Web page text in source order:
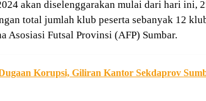
akan diselenggarakan mulai dari hari ini,
total jumlah klub peserta sebanyak 12
Asosiasi Futsal Provinsi (AFP) Sumbar.
Korupsi, Giliran Kantor Sekdaprov